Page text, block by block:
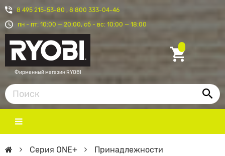
8 495 215-53-80 , 8 800 333-04-46
пн - пт: 10:00 — 20:00, сб - вс: 10:00 — 18:00
Фирменный магазин RYOBI
Серия ONE+
Принадлежности